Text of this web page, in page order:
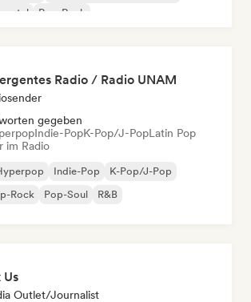
metal
Pop-Rock
Radio / Radio UNAM
gegeben
Indie-PopK-Pop/J-PopLatin Pop
im Radio
Indie-Pop
K-Pop/J-Pop
Rock Pop-Soul R&B
Us
Outlet/Journalist